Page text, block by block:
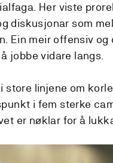
Her viste
diskusjonar som
Ein meir offensiv
jobbe vidare langs.
store linjene om
i fem sterke
er nøklar for å